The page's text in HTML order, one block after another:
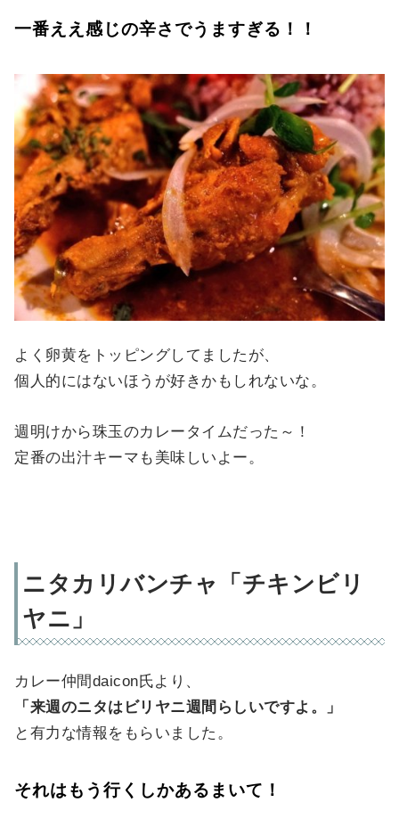
一番ええ感じの辛さでうますぎる！！
よく卵黄をトッピングしてましたが、
個人的にはないほうが好きかもしれないな。
週明けから珠玉のカレータイムだった～！
定番の出汁キーマも美味しいよー。
ニタカリバンチャ「チキンビリ
ヤニ」
カレー仲間daicon氏より、
「来週のニタはビリヤニ週間らしいですよ。」
と有力な情報をもらいました。
それはもう行くしかあるまいて！